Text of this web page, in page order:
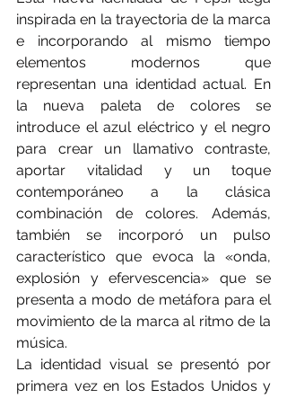
inspirada en la trayectoria de la marca
e incorporando al mismo tiempo
elementos modernos que
representan una identidad actual. En
la nueva paleta de colores se
introduce el azul eléctrico y el negro
para crear un llamativo contraste,
aportar vitalidad y un toque
contemporáneo a la clásica
combinación de colores. Además,
también se incorporó un pulso
característico que evoca la «onda,
explosión y efervescencia» que se
presenta a modo de metáfora para el
movimiento de la marca al ritmo de la
música.
La identidad visual se presentó por
primera vez en los Estados Unidos y